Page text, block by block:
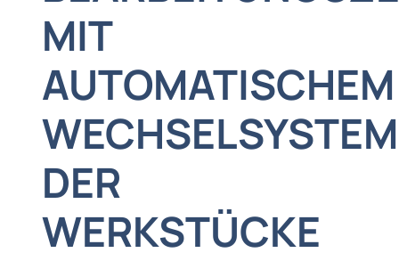
MIT
AUTOMATISCHEM
WECHSELSYSTEM
DER
WERKSTÜCKE